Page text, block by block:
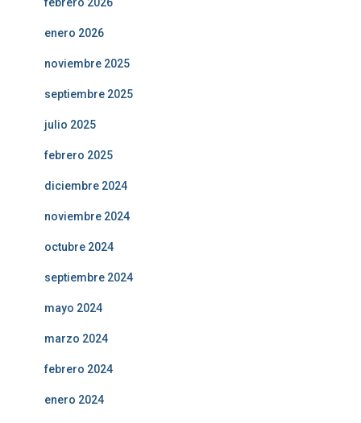
enero 2026
noviembre 2025
septiembre 2025
julio 2025
febrero 2025
diciembre 2024
noviembre 2024
octubre 2024
septiembre 2024
mayo 2024
marzo 2024
febrero 2024
enero 2024